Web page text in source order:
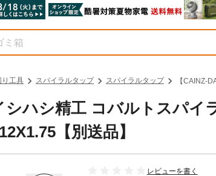
り工具 スパイラルタップ スパイラルタップ 【CAINZ-
シハシ精工 コバルトスパ
【別送品】
レビューを書く